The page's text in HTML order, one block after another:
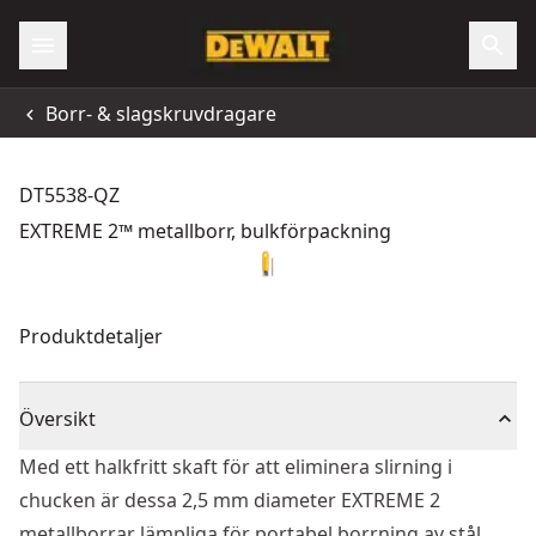
Borr- & slagskruvdragare
DT5538-QZ
EXTREME 2™ metallborr, bulkförpackning
Produktdetaljer
Översikt
Med ett halkfritt skaft för att eliminera slirning i
chucken är dessa 2,5 mm diameter EXTREME 2